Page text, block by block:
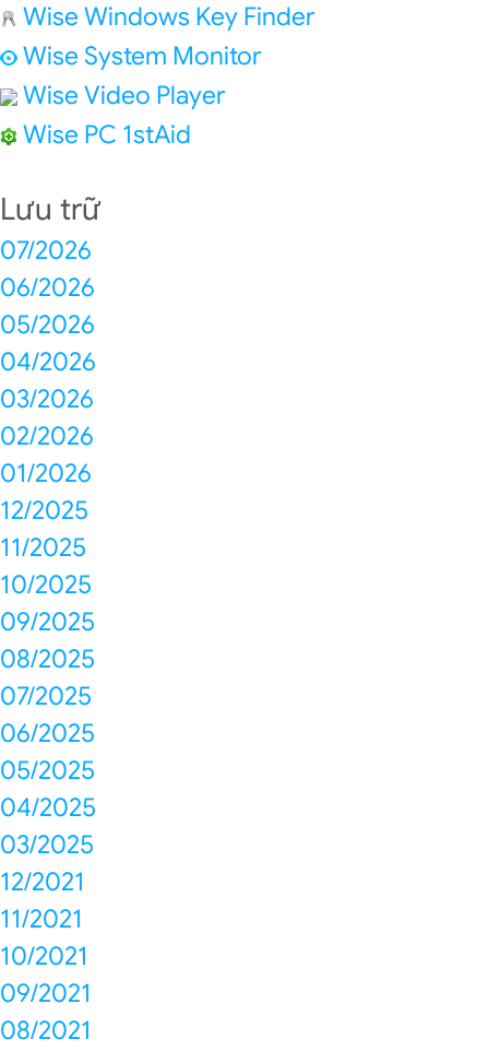
Wise Windows Key Finder
Wise System Monitor
Wise Video Player
Wise PC 1stAid
Lưu trữ
07/2026
06/2026
05/2026
04/2026
03/2026
02/2026
01/2026
12/2025
11/2025
10/2025
09/2025
08/2025
07/2025
06/2025
05/2025
04/2025
03/2025
12/2021
11/2021
10/2021
09/2021
08/2021